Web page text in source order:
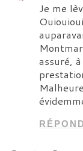
Je me
assuré,